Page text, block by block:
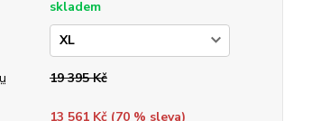
skladem
19 395 Kč
13 561 Kč (70% sleva)